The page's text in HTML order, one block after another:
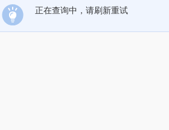
正在查询中，请刷新重试